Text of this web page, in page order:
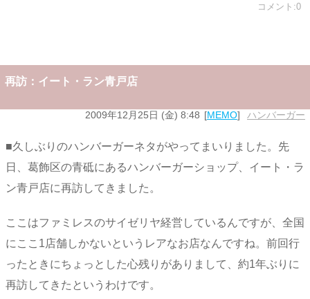
コメント:0
再訪：イート・ラン青戸店
2009年12月25日 (金) 8:48 MEMO ハンバーガー
■久しぶりのハンバーガーネタがやってまいりました。先
日、葛飾区の青砥にあるハンバーガーショップ、イート・ラ
ン青戸店に再訪してきました。
ここはファミレスのサイゼリヤ経営しているんですが、全国
にここ1店舗しかないというレアなお店なんですね。前回行
ったときにちょっとした心残りがありまして、約1年ぶりに
再訪してきたというわけです。